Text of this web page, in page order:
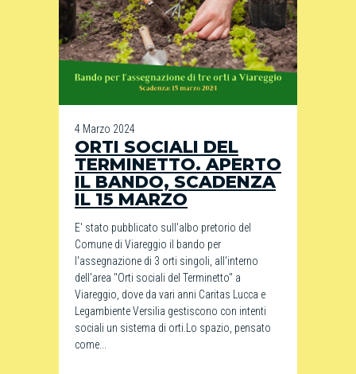
4 Marzo 2024
ORTI SOCIALI DEL
TERMINETTO. APERTO
IL BANDO, SCADENZA
IL 15 MARZO
E' stato pubblicato sull'albo pretorio del
Comune di Viareggio il bando per
l'assegnazione di 3 orti singoli, all'interno
dell'area "Orti sociali del Terminetto" a
Viareggio, dove da vari anni Caritas Lucca e
Legambiente Versilia gestiscono con intenti
sociali un sistema di orti.Lo spazio, pensato
come...